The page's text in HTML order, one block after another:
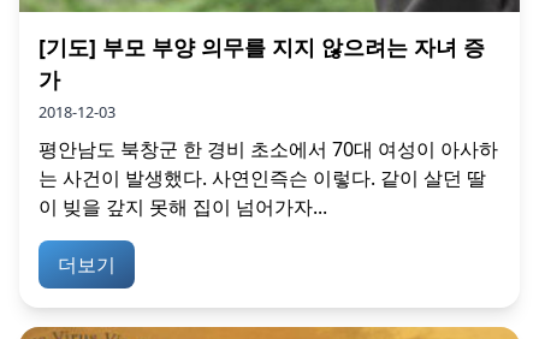
[기도] 부모 부양 의무를 지지 않으려는 자녀 증
가
2018-12-03
평안남도 북창군 한 경비 초소에서 70대 여성이 아사하
는 사건이 발생했다. 사연인즉슨 이렇다. 같이 살던 딸
이 빚을 갚지 못해 집이 넘어가자...
더보기